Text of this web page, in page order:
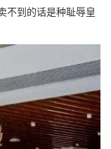
不到的话是种耻辱皇